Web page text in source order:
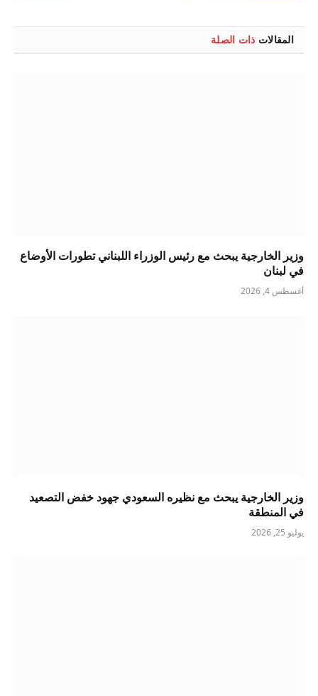
المقالات ذات الصلة
وزير الخارجية يبحث مع رئيس الوزراء اللبناني تطورات الأوضاع
في لبنان
أغسطس 4, 2026
وزير الخارجية يبحث مع نظيره السعودي جهود خفض التصعيد
في المنطقة
يوليو 25, 2026